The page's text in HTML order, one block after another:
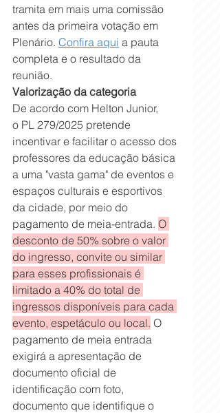
tramita em mais uma comissão
antes da primeira votação em
Plenário. Confira aqui a pauta
completa e o resultado da
reunião.
Valorização da categoria
De acordo com Helton Junior,
o PL 279/2025 pretende
incentivar e facilitar o acesso dos
professores da educação básica
a uma "vasta gama" de eventos e
espaços culturais e esportivos
da cidade, por meio do
pagamento de meia-entrada. O
desconto de 50% sobre o valor
do ingresso, convite ou similar
para esses profissionais é
limitado a 40% do total de
ingressos disponíveis para cada
evento, espetáculo ou local. O
pagamento de meia entrada
exigirá a apresentação de
documento oficial de
identificação com foto,
documento que identifique o